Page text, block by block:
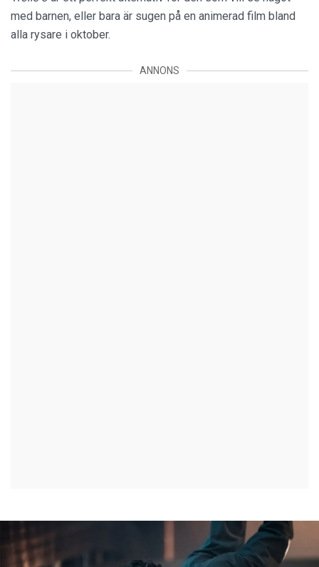
med barnen, eller bara är sugen på en animerad film bland
alla rysare i oktober.
ANNONS